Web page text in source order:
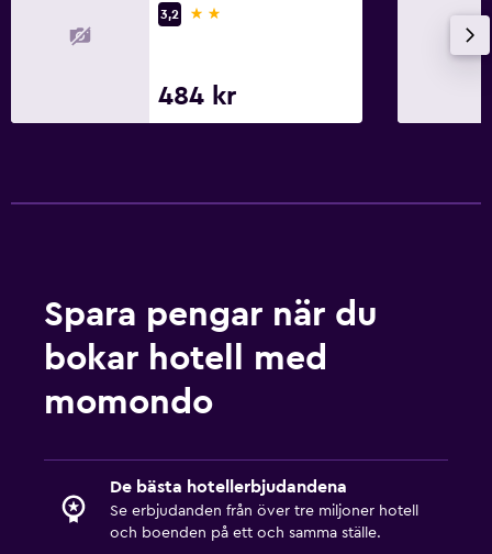
Flat-screen TV
Bergsutsikt
Tvättstuga
Tvätt-/kemtvättsservice
Skrivbord
3,2
2 stjärnor
484 kr
Spara pengar när du
bokar hotell med
momondo
De bästa hotellerbjudandena
Se erbjudanden från över tre miljoner hotell
och boenden på ett och samma ställe.